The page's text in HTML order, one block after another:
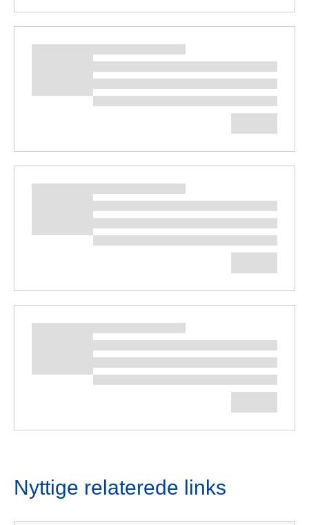
Nyttige relaterede links